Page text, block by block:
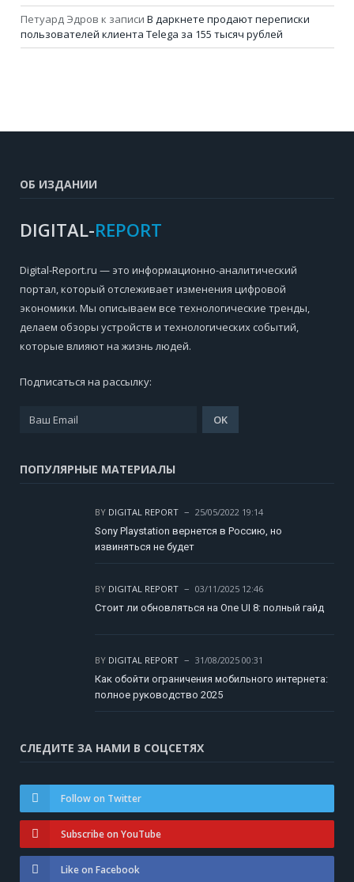
Петуард Эдров к записи В даркнете продают переписки
пользователей клиента Telega за 155 тысяч рублей
ОБ ИЗДАНИИ
DIGITAL-REPORT
Digital-Report.ru — это информационно-аналитический
портал, который отслеживает изменения цифровой
экономики. Мы описываем все технологические тренды,
делаем обзоры устройств и технологических событий,
которые влияют на жизнь людей.
Подписаться на рассылку:
ПОПУЛЯРНЫЕ МАТЕРИАЛЫ
BY DIGITAL REPORT
25/05/2022 19:14
Sony Playstation вернется в Россию, но
извиняться не будет
BY DIGITAL REPORT
03/11/2025 12:46
Стоит ли обновляться на One UI 8: полный гайд
BY DIGITAL REPORT
31/08/2025 00:31
Как обойти ограничения мобильного интернета:
полное руководство 2025
СЛЕДИТЕ ЗА НАМИ В СОЦСЕТЯХ
Follow on Twitter
Subscribe on YouTube
Like on Facebook